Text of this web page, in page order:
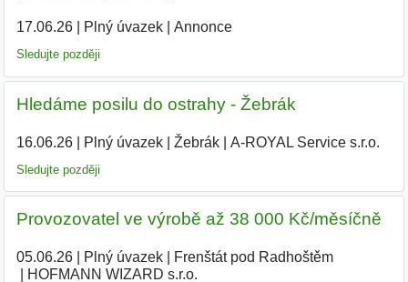
17.06.26| Plný úvazek| Annonce
Sledujte později
Hledáme posilu do ostrahy - Žebrák
16.06.26| Plný úvazek| Žebrák| A-ROYAL Service s.r.o.
Sledujte později
Provozovatel ve výrobě až 38 000 Kč/měsíčně
05.06.26| Plný úvazek| Frenštát pod Radhoštěm|
HOFMANN WIZARD s.r.o.